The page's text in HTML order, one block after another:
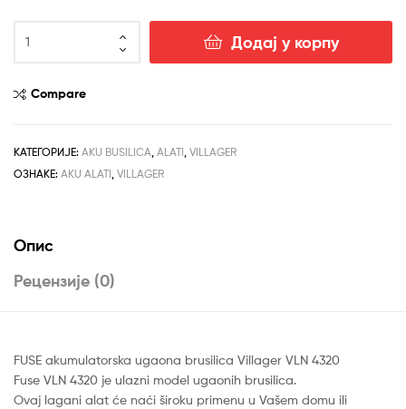
brusilica
4320
Додај у корпу
Compare
КАТЕГОРИЈЕ: AKU BUSILICA ALATI VILLAGER
ОЗНАКЕ: AKU ALATI VILLAGER
Опис
Рецензије (0)
FUSE akumulatorska ugaona brusilica Villager VLN 4320
Fuse VLN 4320 je ulazni model ugaonih brusilica.
Ovaj lagani alat će naći široku primenu u Vašem domu ili